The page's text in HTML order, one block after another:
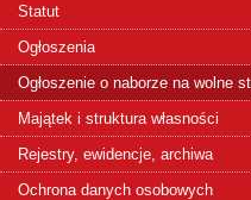
Statut
Ogłoszenia
Ogłoszenie o naborze na wolne
Majątek i struktura własności
Rejestry, ewidencje, archiwa
Ochrona danych osobowych